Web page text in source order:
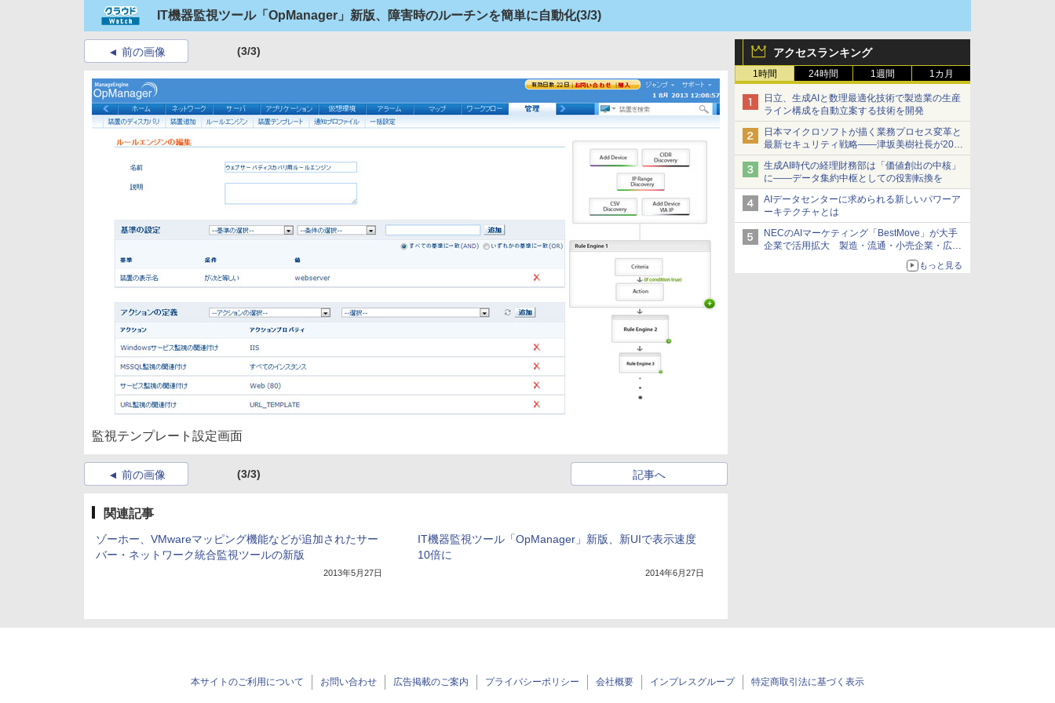
IT機器監視ツール「OpManager」新版、障害時のルーチンを簡単に自動化(3/3)
アクセスランキング
1時間 24時間 1週間 1カ月
日立、生成AIと数理最適化技術で製造業の生産
ライン構成を自動立案する技術を開発
日本マイクロソフトが描く業務プロセス変革と
最新セキュリティ戦略――津坂美樹社長が2027
年度戦略を説明
生成AI時代の経理財務部は「価値創出の中核」
に――データ集約中枢としての役割転換を
AIデータセンターに求められる新しいパワーア
ーキテクチャとは
NECのAIマーケティング「BestMove」が大手
企業で活用拡大 製造・流通・小売企業・広告
もっと見る
前の画像 (3/3)
監視テンプレート設定画面
前の画像 (3/3) 記事へ
関連記事
ゾーホー、VMwareマッピング機能などが追加されたサー
バー・ネットワーク統合監視ツールの新版
2013年5月27日
IT機器監視ツール「OpManager」新版、新UIで表示速度
10倍に
2014年6月27日
本サイトのご利用について お問い合わせ 広告掲載のご案内 プライバシーポリシー 会社概要 インプレスグループ 特定商取引法に基づく表示